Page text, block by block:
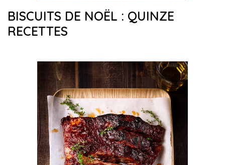
BISCUITS DE NOËL : QUINZE
RECETTES